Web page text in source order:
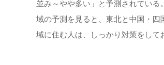
並み～やや多い」と予測されてい
域の予測を見ると、東北と中国・
域に住む人は、しっかり対策をして